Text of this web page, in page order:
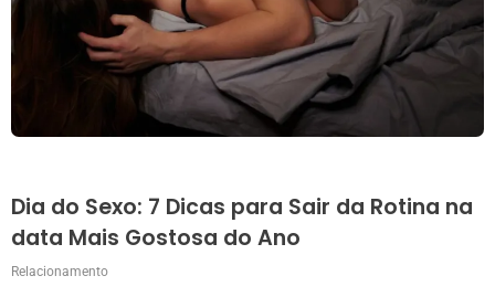
Dia do Sexo: 7 Dicas para Sair da Rotina na
data Mais Gostosa do Ano
Relacionamento